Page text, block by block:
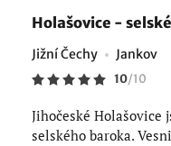
Holašovice -
Jižní Čechy Jankov
10/10
Jihočeské
selského baroka.